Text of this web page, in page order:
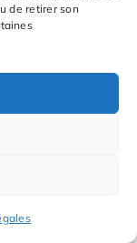
de retirer son